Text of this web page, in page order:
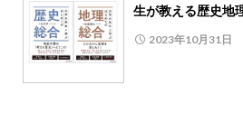
生が教える歴史地
2023年10月31日